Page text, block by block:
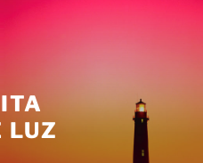
LUZ